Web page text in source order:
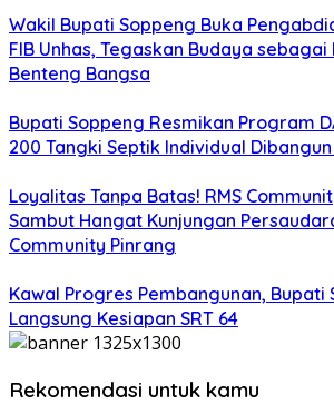
Wakil Bupati Soppeng Buka
FIB Unhas, Tegaskan Budaya
Benteng Bangsa
Bupati Soppeng Resmikan Program
200 Tangki Septik Individual
Loyalitas Tanpa Batas! RMS
Sambut Hangat Kunjungan
Community Pinrang
Kawal Progres Pembangunan, Bupati
Langsung Kesiapan SRT 64
Rekomendasi untuk kamu